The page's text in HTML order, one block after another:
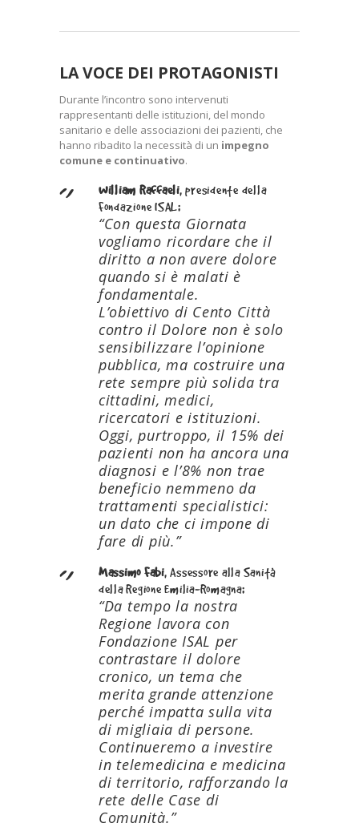
LA VOCE DEI PROTAGONISTI
Durante l’incontro sono intervenuti
rappresentanti delle istituzioni, del mondo
sanitario e delle associazioni dei pazienti, che
hanno ribadito la necessità di un impegno
comune e continuativo.
William Raffaeli, presidente della
Fondazione ISAL:
“Con questa Giornata
vogliamo ricordare che il
diritto a non avere dolore
quando si è malati è
fondamentale.
L’obiettivo di Cento Città
contro il Dolore non è solo
sensibilizzare l’opinione
pubblica, ma costruire una
rete sempre più solida tra
cittadini, medici,
ricercatori e istituzioni.
Oggi, purtroppo, il 15% dei
pazienti non ha ancora una
diagnosi e l’8% non trae
beneficio nemmeno da
trattamenti specialistici:
un dato che ci impone di
fare di più.”
Massimo Fabi, Assessore alla Sanità
della Regione Emilia-Romagna:
“Da tempo la nostra
Regione lavora con
Fondazione ISAL per
contrastare il dolore
cronico, un tema che
merita grande attenzione
perché impatta sulla vita
di migliaia di persone.
Continueremo a investire
in telemedicina e medicina
di territorio, rafforzando la
rete delle Case di
Comunità.”